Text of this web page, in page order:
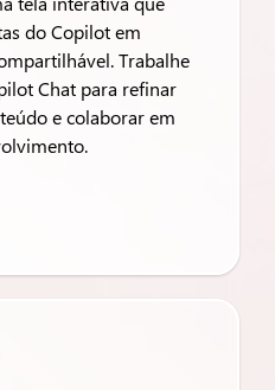
do Copilot em
Trabalhe
Chat para refinar
e colaborar em